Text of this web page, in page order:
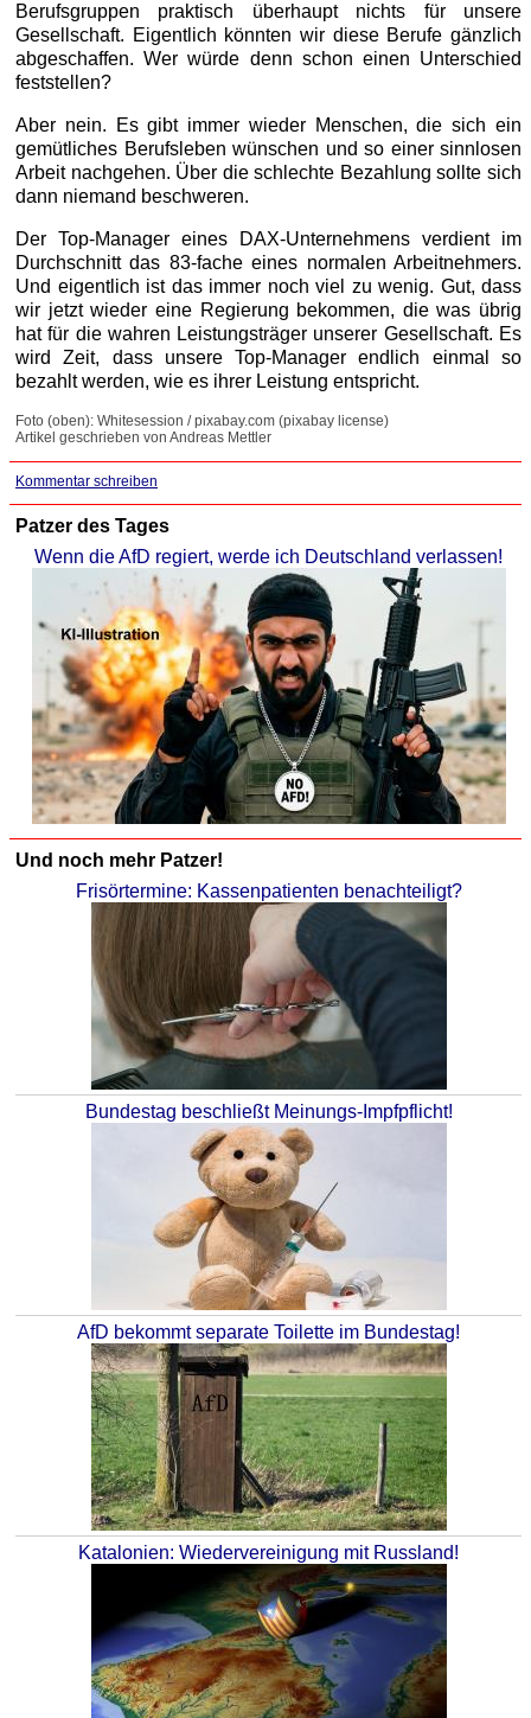
Berufsgruppen praktisch überhaupt nichts für unsere
Gesellschaft. Eigentlich könnten wir diese Berufe gänzlich
abgeschaffen. Wer würde denn schon einen Unterschied
feststellen?
Aber nein. Es gibt immer wieder Menschen, die sich ein
gemütliches Berufsleben wünschen und so einer sinnlosen
Arbeit nachgehen. Über die schlechte Bezahlung sollte sich
dann niemand beschweren.
Der Top-Manager eines DAX-Unternehmens verdient im
Durchschnitt das 83-fache eines normalen Arbeitnehmers.
Und eigentlich ist das immer noch viel zu wenig. Gut, dass
wir jetzt wieder eine Regierung bekommen, die was übrig
hat für die wahren Leistungsträger unserer Gesellschaft. Es
wird Zeit, dass unsere Top-Manager endlich einmal so
bezahlt werden, wie es ihrer Leistung entspricht.
Foto (oben): Whitesession / pixabay.com (pixabay license)
Artikel geschrieben von Andreas Mettler
Kommentar schreiben
Patzer des Tages
Wenn die AfD regiert, werde ich Deutschland verlassen!
Und noch mehr Patzer!
Frisörtermine: Kassenpatienten benachteiligt?
Bundestag beschließt Meinungs-Impfpflicht!
AfD bekommt separate Toilette im Bundestag!
Katalonien: Wiedervereinigung mit Russland!